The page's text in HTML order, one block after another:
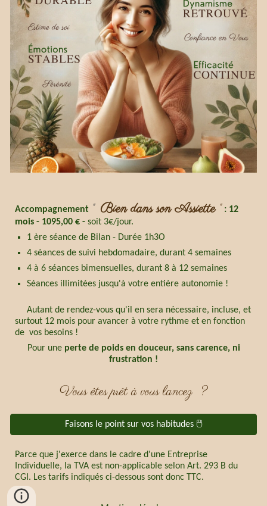
Accompagnement " Bien dans son Assiette" : 12
mois - 1095,00 € - soit 3€/jour.
1 ère séance de Bilan - Durée 1h3O
4 séances de suivi hebdomadaire, durant 4 semaines
4 à6séances bimensuelles, durant 8 à 12 semaines
Séances illimitées jusqu'à votre entière autonomie !
Autant de rendez-vous qu'il en sera nécessaire, incluse, et
surtout 12 mois pour avancer à votre rythme et en fonction
de vos besoins !
Pour une perte de poids en douceur, sans carence, ni
frustration !
Vous êtes prêt à vous lancez ?
Faisons le point sur vos habitudes 🖱️
Parce que j'exerce dans le cadre d'une Entreprise
Individuelle, la TVA est non-applicable selon Art. 293 B du
CGI. Les tarifs indiqués ci-dessous sont donc TTC.